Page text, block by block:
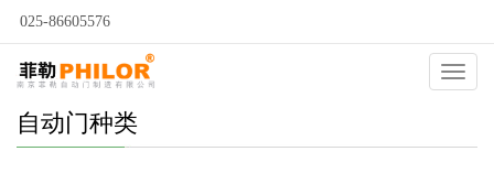
025-86605576
自动门种类